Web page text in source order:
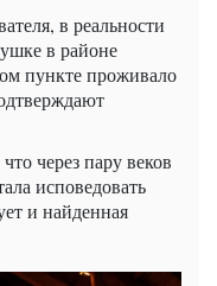
в реальности
в районе
пункте проживало
через пару веков
исповедовать
и найденная